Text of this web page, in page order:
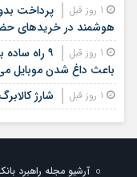
پرداخت
هوشمند در خریدهای
۹ راه
باعث داغ شدن موبایل
شارژ
1 روز قبل
لیست
اجاره‌نشینی در این
آرشیو مجله راهبرد